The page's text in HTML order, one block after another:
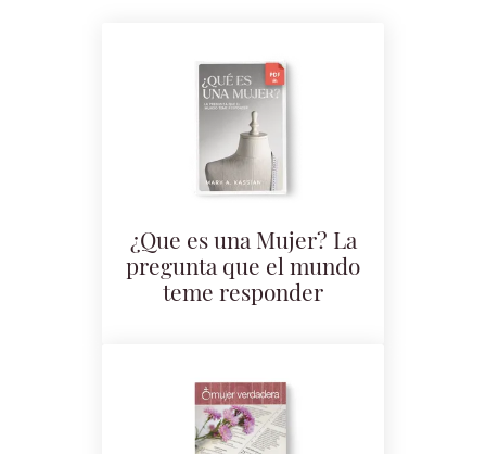
¿Que es una Mujer? La
pregunta que el mundo
teme responder